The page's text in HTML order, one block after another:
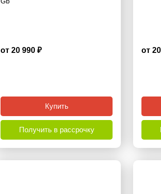
от 20 990 ₽
Купить
Получить в рассрочку
от